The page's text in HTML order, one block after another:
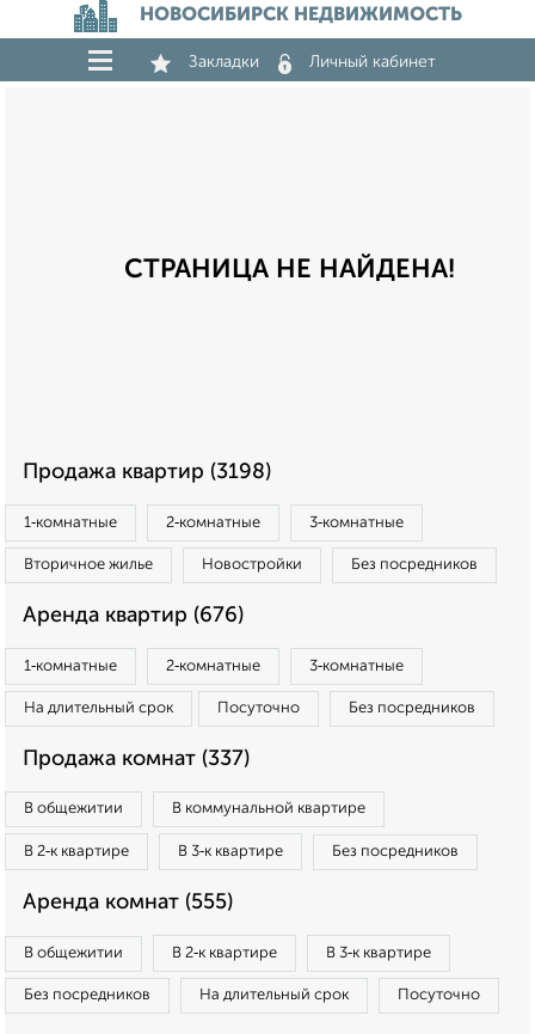
НОВОСИБИРСК НЕДВИЖИМОСТЬ
Закладки Личный кабинет
СТРАНИЦА НЕ НАЙДЕНА!
Продажа квартир (3198)
1‑комнатные 2‑комнатные 3‑комнатные
Вторичное жилье Новостройки Без посредников
Аренда квартир (676)
1‑комнатные 2‑комнатные 3‑комнатные
На длительный срок Посуточно Без посредников
Продажа комнат (337)
В общежитии В коммунальной квартире
В 2‑к квартире В 3‑к квартире Без посредников
Аренда комнат (555)
В общежитии В 2‑к квартире В 3‑к квартире
Без посредников На длительный срок Посуточно